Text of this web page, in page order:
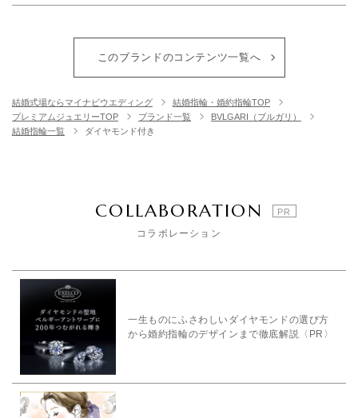
このブランドのコンテンツ一覧へ
結婚式場ならマイナビウエディング
結婚指輪・婚約指輪TOP
プレミアムジュエリーTOP
ブランド一覧
BVLGARI（ブルガリ）
結婚指輪一覧
ダイヤモンド付き
COLLABORATION
コラボレーション
一生ものにふさわしいダイヤモンドの選び方
から婚約指輪のデザインまで徹底解説〈PR〉